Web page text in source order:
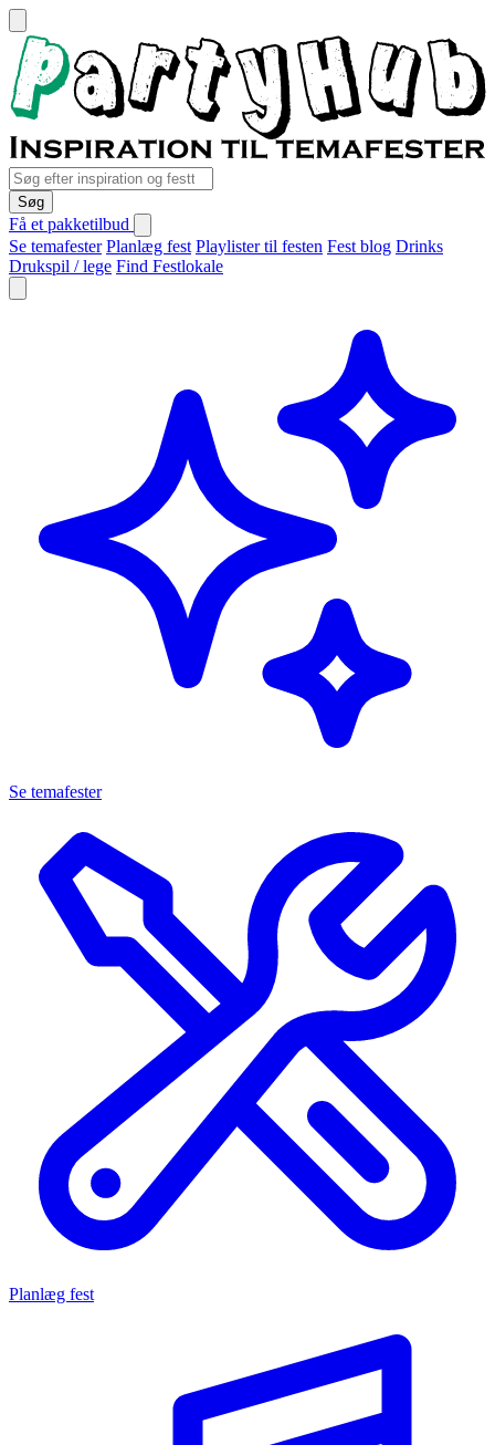
Søg
Få et pakketilbud
Se temafester Planlæg fest Playlister til festen Fest blog Drinks
Drukspil / lege Find Festlokale
Se temafester
Planlæg fest